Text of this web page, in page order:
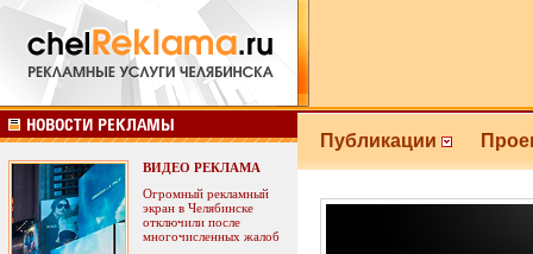
ВИДЕО РЕКЛАМА
Огромный рекламный
экран в Челябинске
отключили после
многочисленных жалоб
Публикации